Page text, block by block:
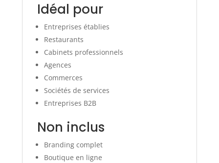
Idéal pour
Entreprises établies
Restaurants
Cabinets professionnels
Agences
Commerces
Sociétés de services
Entreprises B2B
Non inclus
Branding complet
Boutique en ligne